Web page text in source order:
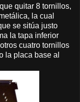
quitar 8 tornillos,
la cual
se sitúa justo
la tapa inferior
cuatro tornillos
la placa base al